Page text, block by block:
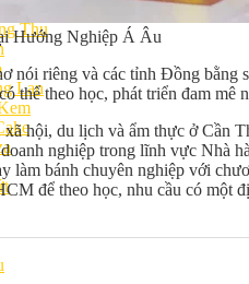
Thu
Lan
Hướng Nghiệp Á Âu
nói riêng và các tỉnh Đồng
thể theo học, phát triển đam
xã hội, du lịch và ẩm thực ở Cần
nghiệp trong lĩnh vực Nhà
làm bánh chuyên nghiệp với
để theo học, nhu cầu có một